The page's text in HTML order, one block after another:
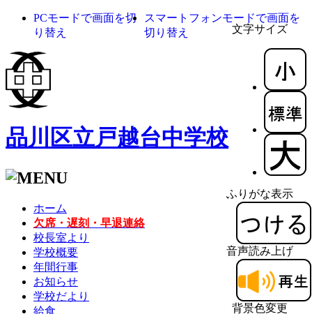
文字サイズ
ふりがな表示
音声読み上げ
背景色変更
PCモードで画面を切
り替え
スマートフォンモードで画面を
切り替え
品川区立戸越台中学校
ホーム
欠席・遅刻・早退連絡
校長室より
学校概要
年間行事
お知らせ
学校だより
給食